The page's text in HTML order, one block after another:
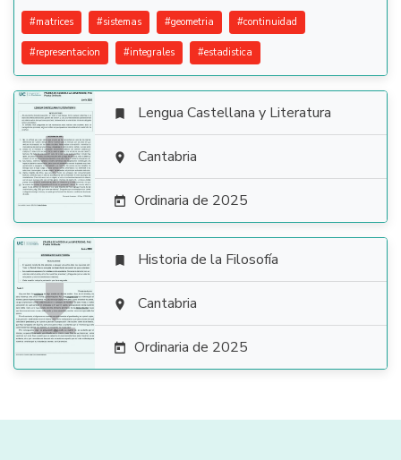
#matrices #sistemas #geometria #continuidad
#representacion #integrales #estadistica

 Lengua Castellana y Literatura
 Cantabria
 Ordinaria de 2025

 Historia de la Filosofía
 Cantabria
 Ordinaria de 2025